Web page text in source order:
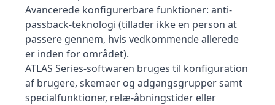
Avancerede konfigurerbare funktioner: anti-
passback-teknologi (tillader ikke en person at
passere gennem, hvis vedkommende allerede
er inden for området).
ATLAS Series-softwaren bruges til konfiguration
af brugere, skemaer og adgangsgrupper samt
specialfunktioner, relæ-åbningstider eller